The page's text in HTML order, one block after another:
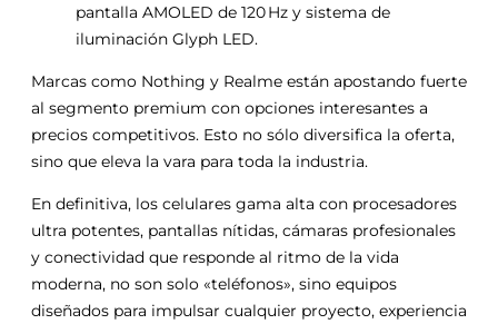
pantalla AMOLED de 120 Hz y sistema de
iluminación Glyph LED.
Marcas como Nothing y Realme están apostando fuerte
al segmento premium con opciones interesantes a
precios competitivos. Esto no sólo diversifica la oferta,
sino que eleva la vara para toda la industria.
En definitiva, los celulares gama alta con procesadores
ultra potentes, pantallas nítidas, cámaras profesionales
y conectividad que responde al ritmo de la vida
moderna, no son solo «teléfonos», sino equipos
diseñados para impulsar cualquier proyecto, experiencia